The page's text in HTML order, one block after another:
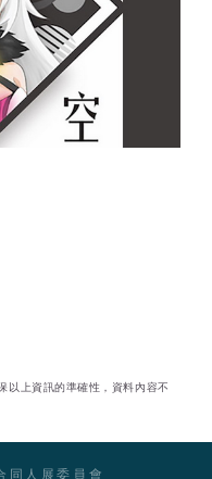
以上資訊的準確性，資料內容不
人展委員會